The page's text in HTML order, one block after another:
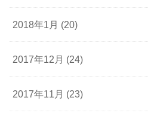
2018年1月 (20)
2017年12月 (24)
2017年11月 (23)